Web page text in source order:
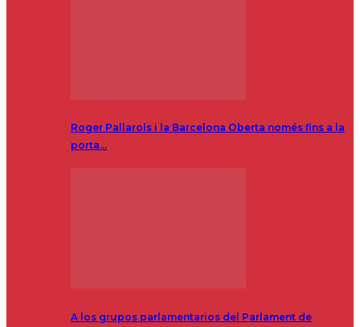
Roger Pallarols i la Barcelona Oberta només fins a la
porta…
A los grupos parlamentarios del Parlament de